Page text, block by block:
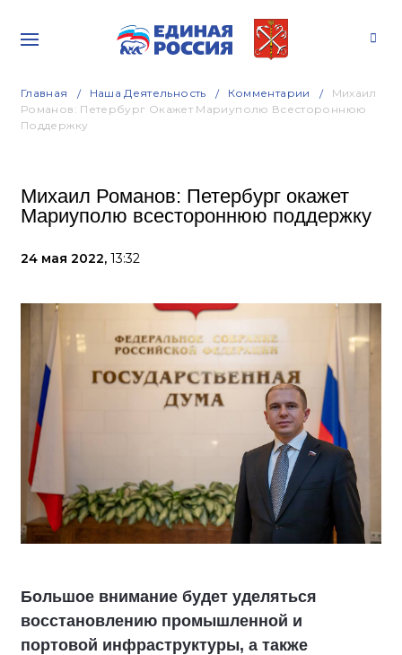
Главная Наша Деятельность Комментарии
Михаил
Романов: Петербург Окажет Мариуполю Всестороннюю
Поддержку
Михаил Романов: Петербург окажет
Мариуполю всестороннюю поддержку
24 мая 2022, 13:32
Большое внимание будет уделяться
восстановлению промышленной и
портовой инфраструктуры, а также